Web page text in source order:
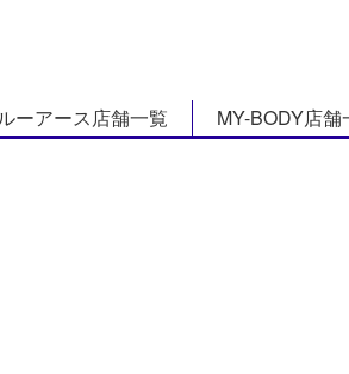
ーアース店舗一覧 MY-BODY店舗